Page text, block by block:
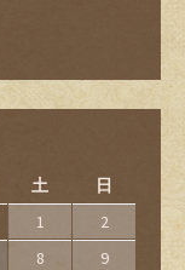
土 日
1
2
8
9